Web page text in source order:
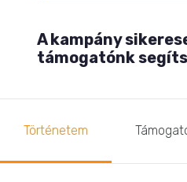
A kampány
támogatónk
Történetem